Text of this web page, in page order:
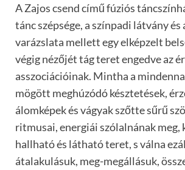
A Zajos csend című fúziós
tánc szépsége, a színpadi látvány és
varázslata mellett egy elképzelt
végig nézőjét tág teret engedve az
asszociációinak. Mintha a
mögött meghúzódó késztetések,
álomképek és vágyak szőtte sűrű
ritmusai, energiái szólalnának meg,
hallható és látható teret, s válna
átalakulásuk, meg-megállásuk,